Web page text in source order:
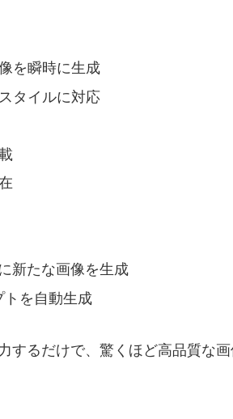
を瞬時に生成
タイルに対応
新たな画像を生成
トを自動生成
するだけで、驚くほど高品質な